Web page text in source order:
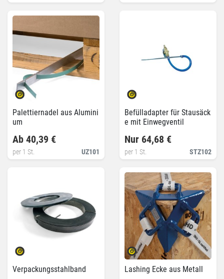
Palettiernadel aus Alumini
um
UZ101
Ab 40,39 €
per 1 St.
Befülladapter für Stausäck
e mit Einwegventil
STZ102
Nur 64,68 €
per 1 St.
Verpackungsstahlband Lashing Ecke aus Metall